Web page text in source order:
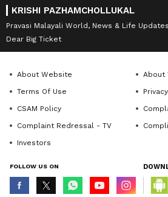
KRISHI PAZHAMCHOLLUKAL
Pravasi Malayali World, News & Life Updates
Dear Big Ticket
About Website
About
Terms Of Use
CSAM Policy
Complaint Redressal - TV
Investors
FOLLOW US ON